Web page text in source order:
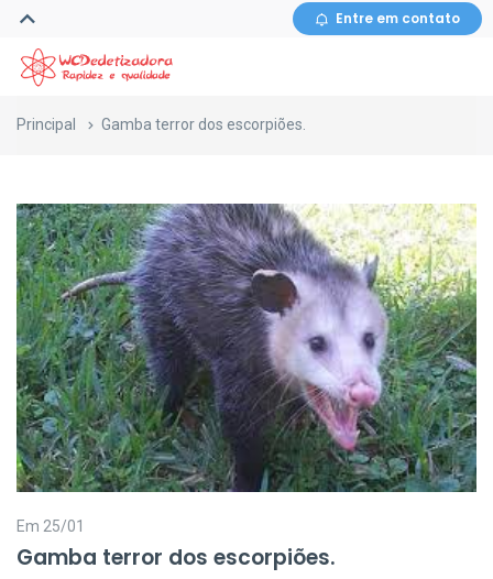
Entre em contato
Principal Gamba terror dos escorpiões.
Em 25/01
Gamba terror dos escorpiões.